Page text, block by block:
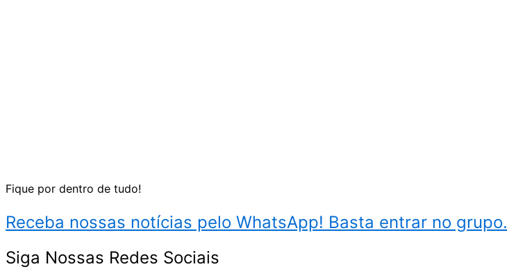
Fique por dentro de tudo!
Receba nossas notícias pelo WhatsApp! Basta entrar no grupo.
Siga Nossas Redes Sociais